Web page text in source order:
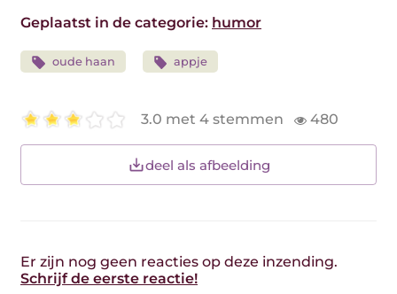
Geplaatst in de categorie: humor
oude haan appje
3.0 met 4 stemmen 480
deel als afbeelding
Er zijn nog geen reacties op deze inzending.
Schrijf de eerste reactie!